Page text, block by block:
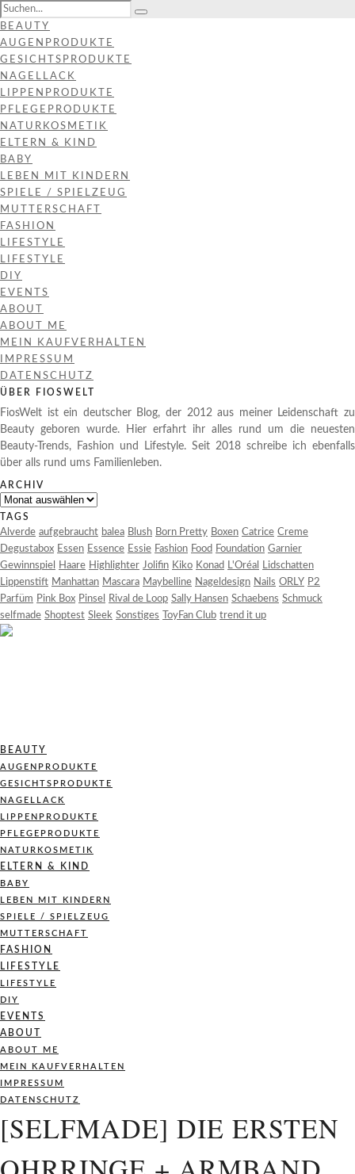
BEAUTY
AUGENPRODUKTE
GESICHTSPRODUKTE
NAGELLACK
LIPPENPRODUKTE
PFLEGEPRODUKTE
NATURKOSMETIK
ELTERN & KIND
BABY
LEBEN MIT KINDERN
SPIELE / SPIELZEUG
MUTTERSCHAFT
FASHION
LIFESTYLE
LIFESTYLE
DIY
EVENTS
ABOUT
ABOUT ME
MEIN KAUFVERHALTEN
IMPRESSUM
DATENSCHUTZ
ÜBER FIOSWELT
FiosWelt ist ein deutscher Blog, der 2012 aus meiner Leidenschaft zu
Beauty geboren wurde. Hier erfahrt ihr alles rund um die neuesten
Beauty-Trends, Fashion und Lifestyle. Seit 2018 schreibe ich ebenfalls
über alls rund ums Familienleben.
ARCHIV
Archiv
TAGS
Alverde aufgebraucht balea Blush Born Pretty Boxen Catrice Creme
Degustabox Essen Essence Essie Fashion Food Foundation Garnier
Gewinnspiel
Haare Highlighter Jolifin Kiko Konad L'Oréal
Lidschatten
Lippenstift Manhattan Mascara Maybelline Nageldesign Nails ORLY P2
Parfüm Pink Box Pinsel Rival de Loop Sally Hansen Schaebens Schmuck
selfmade Shoptest Sleek Sonstiges ToyFan Club trend it up
BEAUTY
AUGENPRODUKTE
GESICHTSPRODUKTE
NAGELLACK
LIPPENPRODUKTE
PFLEGEPRODUKTE
NATURKOSMETIK
ELTERN & KIND
BABY
LEBEN MIT KINDERN
SPIELE / SPIELZEUG
MUTTERSCHAFT
FASHION
LIFESTYLE
LIFESTYLE
DIY
EVENTS
ABOUT
ABOUT ME
MEIN KAUFVERHALTEN
IMPRESSUM
DATENSCHUTZ
[SELFMADE] DIE ERSTEN